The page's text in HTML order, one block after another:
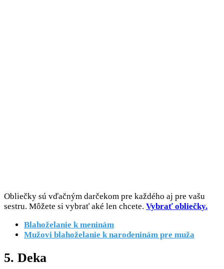
Obliečky sú vďačným darčekom pre každého aj pre vašu
sestru. Môžete si vybrať aké len chcete. Vybrať obliečky.
Blahoželanie k meninám
Mužovi blahoželanie k narodeninám pre muža
5. Deka